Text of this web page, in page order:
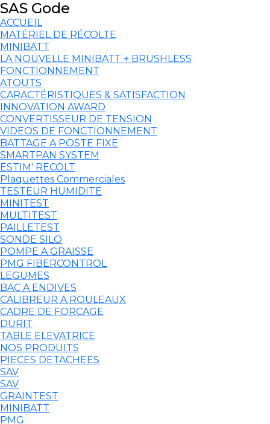
SAS Gode
ACCUEIL
MATÉRIEL DE RÉCOLTE
MINIBATT
LA NOUVELLE MINIBATT + BRUSHLESS
FONCTIONNEMENT
ATOUTS
CARACTÉRISTIQUES & SATISFACTION
INNOVATION AWARD
CONVERTISSEUR DE TENSION
VIDEOS DE FONCTIONNEMENT
BATTAGE A POSTE FIXE
SMARTPAN SYSTEM
ESTIM' RECOLT
Plaquettes Commerciales
TESTEUR HUMIDITE
MINITEST
MULTITEST
PAILLETEST
SONDE SILO
POMPE A GRAISSE
PMG FIBERCONTROL
LEGUMES
BAC A ENDIVES
CALIBREUR A ROULEAUX
CADRE DE FORCAGE
DURIT
TABLE ELEVATRICE
NOS PRODUITS
PIECES DETACHEES
SAV
SAV
GRAINTEST
MINIBATT
PMG